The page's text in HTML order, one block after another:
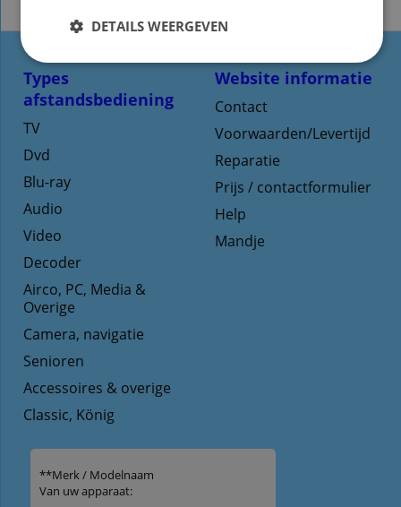
Website informatie
Contact
Voorwaarden/Levertijd
Reparatie
Prijs / contactformulier
Help
Mandje
Types
afstandsbediening
TV
Dvd
Blu-ray
Audio
Video
Decoder
Airco, PC, Media &
Overige
Camera, navigatie
Senioren
Accessoires & overige
Classic, König
DETAILS WEERGEVEN